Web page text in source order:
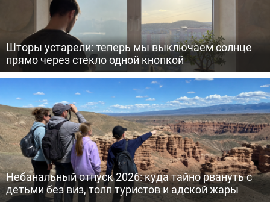
Шторы устарели: теперь мы выключаем солнце
прямо через стекло одной кнопкой
Небанальный отпуск 2026: куда тайно рвануть с
детьми без виз, толп туристов и адской жары